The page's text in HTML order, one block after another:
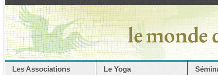
Les Associations Le Yoga